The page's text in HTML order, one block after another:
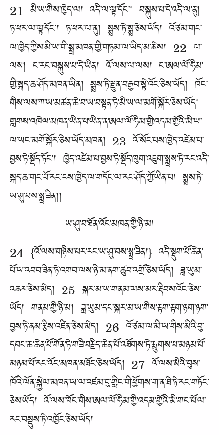
21 མི་ཡ་གིས་ཁྱེད་ལ། འདི་ལ་ལྟ་དོང་། བསྐུས་པ་དེ་འདི་ལ་ནུ།
ཏ་ཕར་ལ་ལྟ་དོང་། ཏ་ཕར་ལ་ནུ། སྨྲས་ཏེ་སྨྲ་ཅེས་ཡོད། འོ་ཙམ་གང་
ལ་ཁྱེད་ཀྱིས་མི་ཡ་གི་སྨྲ་མཁན་གྱི་གཏམ་ལ་ཡིད་མ་ཆེས། 22 ལ་
ལས། ང་རང་བསྐུས་པ་དེ་ཡིན། འོ་ལས་ལ་ལས། ང་ཨལ་ལོ་ཧིམ་
གྱི་སྐད་ཆ་ཤོད་མཁན་ཡིན། སྨྲས་ཏེ་རྫུན་བརྒྱབ་སྟེ་འོང་ཅེས་ཡོད། ཁོང་
གིས་ལས་ཀ་ཡ་མཚན་ཆེ་བ་ཡ་བསྟན་ཏེ་མི་ཡ་ལ་མགོ་སྐོར་ཅེས་ཡོད།
གླགས་འཁེལ་མཁན་ཡིན་པ་ཡིན་ན་ཨལ་ལོ་ཧིམ་གྱི་འདམ་གྱོའི་མི་ཡ་
ལ་ཡང་མགོ་སྐོར་ཅེས་ཡོད་མཁན། 23 འོ་སོང་པས་ཁྱེད་འཛེམ་པ་
བྱས་ཏེ་སྡོད་ཏོང་། ཁྱེད་འཛེམ་པ་བྱས་ཏེ་སྡོད་ཁུག་འཇུག་སྨྲས་ཏེ་རང་འདི་
སྐད་ཆ་གང་པོ་རང་ངས་ཁྱེད་ལ་གདོང་ལ་རང་ཤོད་ཀྱོ་ཡིན་པ། སྨྲས་ཏེ་
ཡ་ཤུ་བས་སྨྲ་ཟིན།།
ཡ་ཤུ་བ་ཐོན་འོང་མཁན་གྱི་ཉི་མ།
24 {འོ་ལས་གཉིས་པར་རང་ཡ་ཤུ་བས་སྨྲ་ཟིན།} འདི་སྡུག་པོ་ཆེན་
པོ་ཡ་འབབ་ཟིན་ཏེ་འགབ་ལས་ཉི་མ་ནག་ཚུབ་འགྲོ་ཅེས་ཡོད། ཟླ་ཡུམ་
འཆར་ཅེས་མེད། 25 སྐར་མ་ཡ་གནམ་ལས་མར་རྡིབས་འོང་ཅེས་
ཡོད། གནམ་གྱི་ཉི་མ། ཟླ་ཡུམ་དང་སྐར་མ་ཡ་གིས་རྟག་རྟག་ཉག་ཉག་
བྱས་ཏེ་ནམ་རྩིས་འཛིན་ཅེས་མེད། 26 འོ་ཙམ་ལ་མི་ཡ་གིས་མིའི་བུ་
དབང་ཆ་ཆེན་པོ་གོན་ཏེ་གཟི་བརྗིད་ཆེན་པོ་འཐོགས་ཏེ་རྨུགས་པ་མཉམ་པོ་
མཉམ་པོ་རང་འོང་མཁན་མཐོང་ཅེས་ཡོད། 27 འོ་ལས་མིའི་བུས་
ཁོའི་ལོན་སྐྱེལ་མཁན་ཡ་ལ་འཛམ་བུ་གླིང་གི་ཕྱོགས་ག་ན་ཐེ་ཏེ་རང་གཏོང་
ཅེས་ཡོད། འོ་ལས་ཁོང་གིས་ཨལ་ལོ་ཧིམ་གྱི་འདམ་གྱོའི་མི་གང་པོ་ལ་
རང་བསྡུས་ཏེ་འཁྱོང་ཅེས་ཡོད།